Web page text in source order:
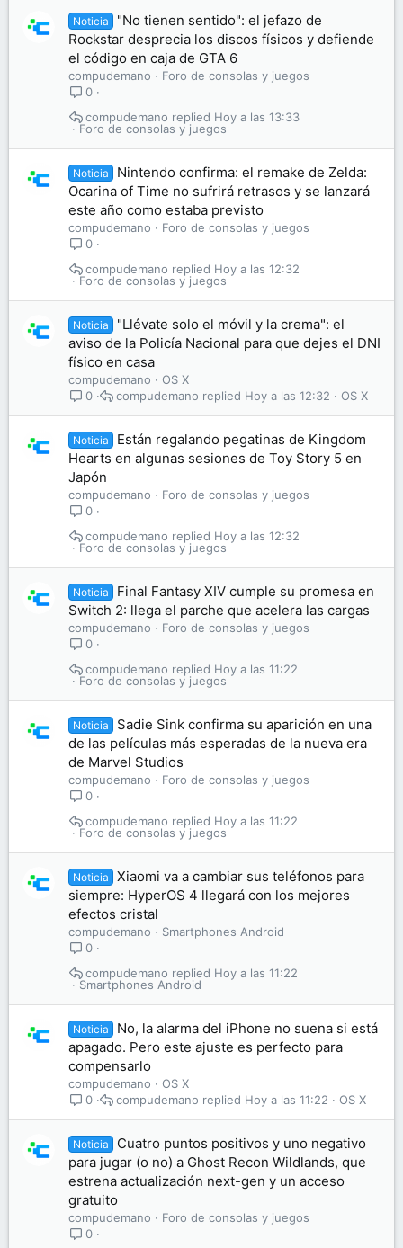
Noticia
"No tienen sentido": el jefazo de
Rockstar desprecia los discos físicos y defiende
el código en caja de GTA 6
compudemano
Foro de consolas y juegos
0
Foro de consolas y juegos
Hoy a las 13:33
compudemano
Noticia
Nintendo confirma: el remake de Zelda:
Ocarina of Time no sufrirá retrasos y se lanzará
este año como estaba previsto
compudemano
Foro de consolas y juegos
0
Foro de consolas y juegos
Hoy a las 12:32
compudemano
Noticia
"Llévate solo el móvil y la crema": el
aviso de la Policía Nacional para que dejes el DNI
físico en casa
compudemano
OS X
0
OS X
Hoy a las 12:32
compudemano
Noticia
Están regalando pegatinas de Kingdom
Hearts en algunas sesiones de Toy Story 5 en
Japón
compudemano
Foro de consolas y juegos
0
Foro de consolas y juegos
Hoy a las 12:32
compudemano
Noticia
Final Fantasy XIV cumple su promesa en
Switch 2: llega el parche que acelera las cargas
compudemano
Foro de consolas y juegos
0
Foro de consolas y juegos
Hoy a las 11:22
compudemano
Noticia
Sadie Sink confirma su aparición en una
de las películas más esperadas de la nueva era
de Marvel Studios
compudemano
Foro de consolas y juegos
0
Foro de consolas y juegos
Hoy a las 11:22
compudemano
Noticia
Xiaomi va a cambiar sus teléfonos para
siempre: HyperOS 4 llegará con los mejores
efectos cristal
compudemano
Smartphones Android
0
Smartphones Android
Hoy a las 11:22
compudemano
Noticia
No, la alarma del iPhone no suena si está
apagado. Pero este ajuste es perfecto para
compensarlo
compudemano
OS X
0
OS X
Hoy a las 11:22
compudemano
Noticia
Cuatro puntos positivos y uno negativo
para jugar (o no) a Ghost Recon Wildlands, que
estrena actualización next-gen y un acceso
gratuito
compudemano
Foro de consolas y juegos
0